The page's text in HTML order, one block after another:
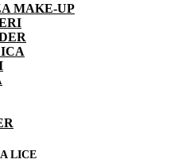
MAKE-UP
LICE